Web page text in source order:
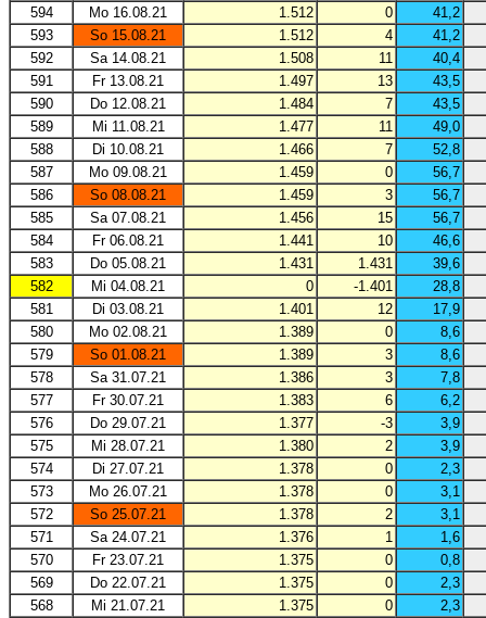
594
Mo 16.08.21 1.512 0
41,2
593
So 15.08.21 1.512 4
41,2
592
Sa 14.08.21 1.508 11
40,4
591
Fr 13.08.21 1.497 13
43,5
590
Do 12.08.21 1.484 7
43,5
589
Mi 11.08.21 1.477 11
49,0
588
Di 10.08.21 1.466 7
52,8
587
Mo 09.08.21 1.459 0
56,7
586
So 08.08.21 1.459 3
56,7
585
Sa 07.08.21 1.456 15
56,7
584
Fr 06.08.21 1.441 10
46,6
583
Do 05.08.21 1.431 1.431
39,6
582
Mi 04.08.21 0 -1.401
28,8
581
Di 03.08.21 1.401 12
17,9
580
Mo 02.08.21 1.389 0
8,6
579
So 01.08.21 1.389 3
8,6
578
Sa 31.07.21 1.386 3
7,8
577
Fr 30.07.21 1.383 6
6,2
576
Do 29.07.21 1.377 -3
3,9
575
Mi 28.07.21 1.380 2
3,9
574
Di 27.07.21 1.378 0
2,3
573
Mo 26.07.21 1.378 0
3,1
572
So 25.07.21 1.378 2
3,1
571
Sa 24.07.21 1.376 1
1,6
570
Fr 23.07.21 1.375 0
0,8
569
Do 22.07.21 1.375 0
2,3
568
Mi 21.07.21 1.375 0
2,3